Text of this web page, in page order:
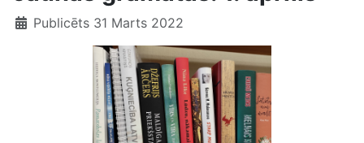
Publicēts 31 Marts 2022